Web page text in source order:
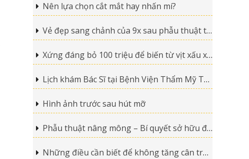
Nên lựa chọn cắt mắt hay nhấn mí?
Vẻ đẹp sang chảnh của 9x sau phẫu thuật thẩm mỹ
Xứng đáng bỏ 100 triệu để biến từ vịt xấu xí thành thiên nga
Lịch khám Bác Sĩ tại Bệnh Viện Thẩm Mỹ Thanh Vân
Hình ảnh trước sau hút mỡ
Phẫu thuật nâng mông – Bí quyết sở hữu đường cong cuốn hút
Những điều cần biết để không tăng cân trở lại sau phẫu thuật hút mỡ